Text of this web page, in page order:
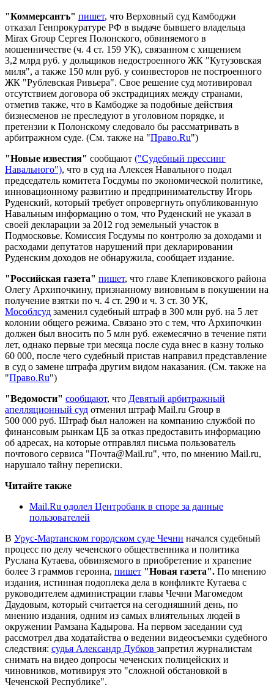
"Коммерсантъ" пишет, что Верховный суд Камбоджи
отказал Генпрокуратуре РФ в выдаче бывшего владельца
Mirax Group Сергея Полонского, обвиняемого в
мошенничестве (ч. 4 ст. 159 УК), связанном с хищением
3,2 млрд руб. у дольщиков недостроенного ЖК "Кутузовская
миля", а также 150 млн руб. у соинвесторов не построенного
ЖК "Рублевская Ривьера". Свое решение суд мотивировал
отсутствием договора об экстрадициях между странами,
отметив также, что в Камбодже за подобные действия
бизнесменов не преследуют в уголовном порядке, и
претензии к Полонскому следовало бы рассматривать в
арбитражном суде. (См. также на "Право.Ru")
"Новые известия" сообщают ("Судебный прессинг
Навального"), что в суд на Алексея Навального подал
председатель комитета Госдумы по экономической политике,
инновационному развитию и предпринимательству Игорь
Руденский, который требует опровергнуть опубликованную
Навальным информацию о том, что Руденский не указал в
своей декларации за 2012 год земельный участок в
Подмосковье. Комиссия Госдумы по контролю за доходами и
расходами депутатов нарушений при декларировании
Руденским доходов не обнаружила, сообщает издание.
"Российская газета" пишет, что главе Клепиковского района
Олегу Архипочкину, признанному виновным в покушении на
получение взятки по ч. 4 ст. 290 и ч. 3 ст. 30 УК,
Мособлсуд заменил судебный штраф в 300 млн руб. на 5 лет
колонии общего режима. Связано это с тем, что Архипочкин
должен был вносить по 5 млн руб. ежемесячно в течение пяти
лет, однако первые три месяца после суда внес в казну только
60 000, после чего судебный пристав направил представление
в суд о замене штрафа другим видом наказания. (См. также на
"Право.Ru")
"Ведомости" сообщают, что Девятый арбитражный
апелляционный суд отменил штраф Mail.ru Group в
500 000 руб. Штраф был наложен на компанию службой по
финансовым рынкам ЦБ за отказ предоставить информацию
об адресах, на которые отправлял письма пользователь
почтового сервиса "Почта@Mail.ru", что, по мнению Mail.ru,
нарушало тайну переписки.
Читайте также
Mail.Ru одолел Центробанк в споре за данные
пользователей
В Урус-Мартанском городском суде Чечни начался судебный
процесс по делу чеченского общественника и политика
Руслана Кутаева, обвиняемого в приобретение и хранение
более 3 граммов героина, пишет "Новая газета". По мнению
издания, истинная подоплека дела в конфликте Кутаева с
руководителем администрации главы Чечни Магомедом
Даудовым, который считается на сегодняшний день, по
мнению издания, одним из самых влиятельных людей в
окружении Рамзана Кадырова. На первом заседании суд
рассмотрел два ходатайства о ведении видеосъемки судебного
следствия: судья Александр Дубков запретил журналистам
снимать на видео допросы чеченских полицейских и
чиновников, мотивируя это "сложной обстановкой в
Чеченской Республике".